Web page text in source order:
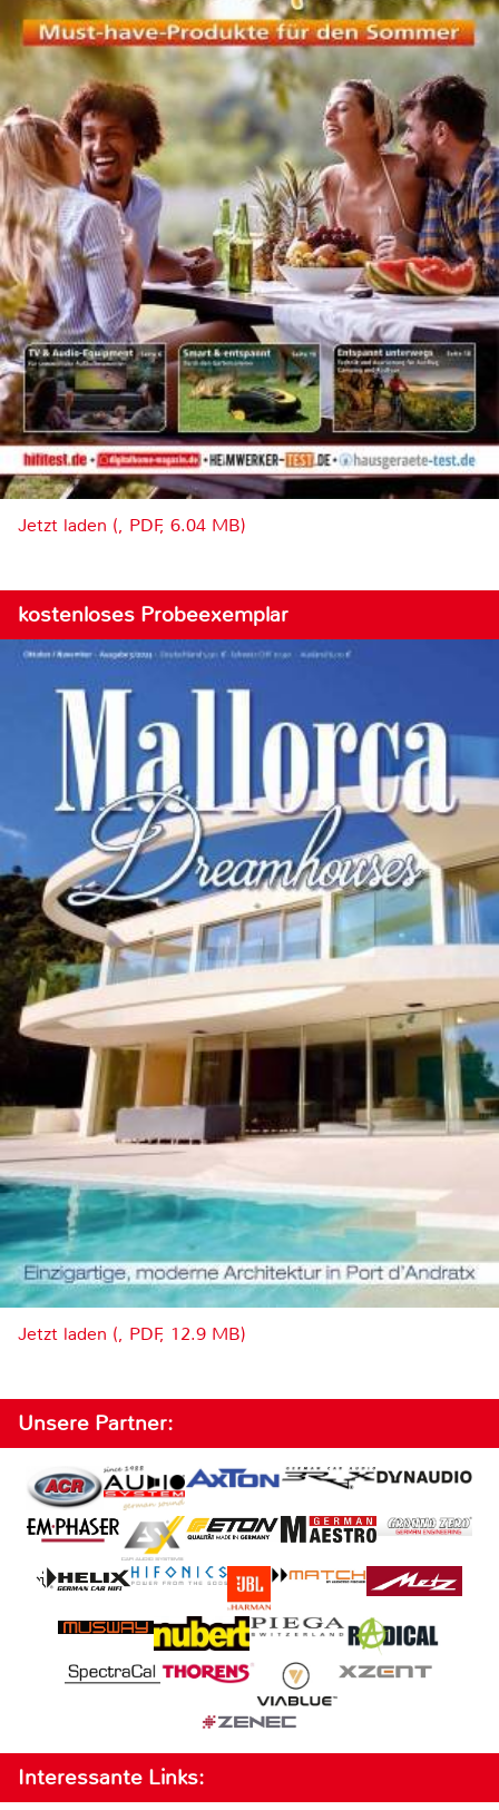
Jetzt laden (, PDF, 6.04 MB)
kostenloses Probeexemplar
Jetzt laden (, PDF, 12.9 MB)
Unsere Partner:
Interessante Links: